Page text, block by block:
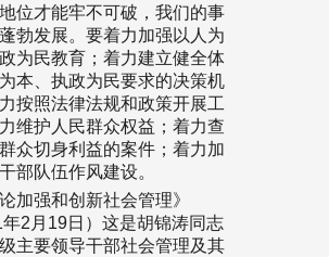
位才能牢不可破，我们的事
勃发展。要着力加强以人为
为民教育；着力建立健全体
本、执政为民要求的决策机
按照法律法规和政策开展工
维护人民群众权益；着力查
众切身利益的案件；着力加
部队伍作风建设。
论加强和创新社会管理》
年2月19日）这是胡锦涛同志
主要领导干部社会管理及其